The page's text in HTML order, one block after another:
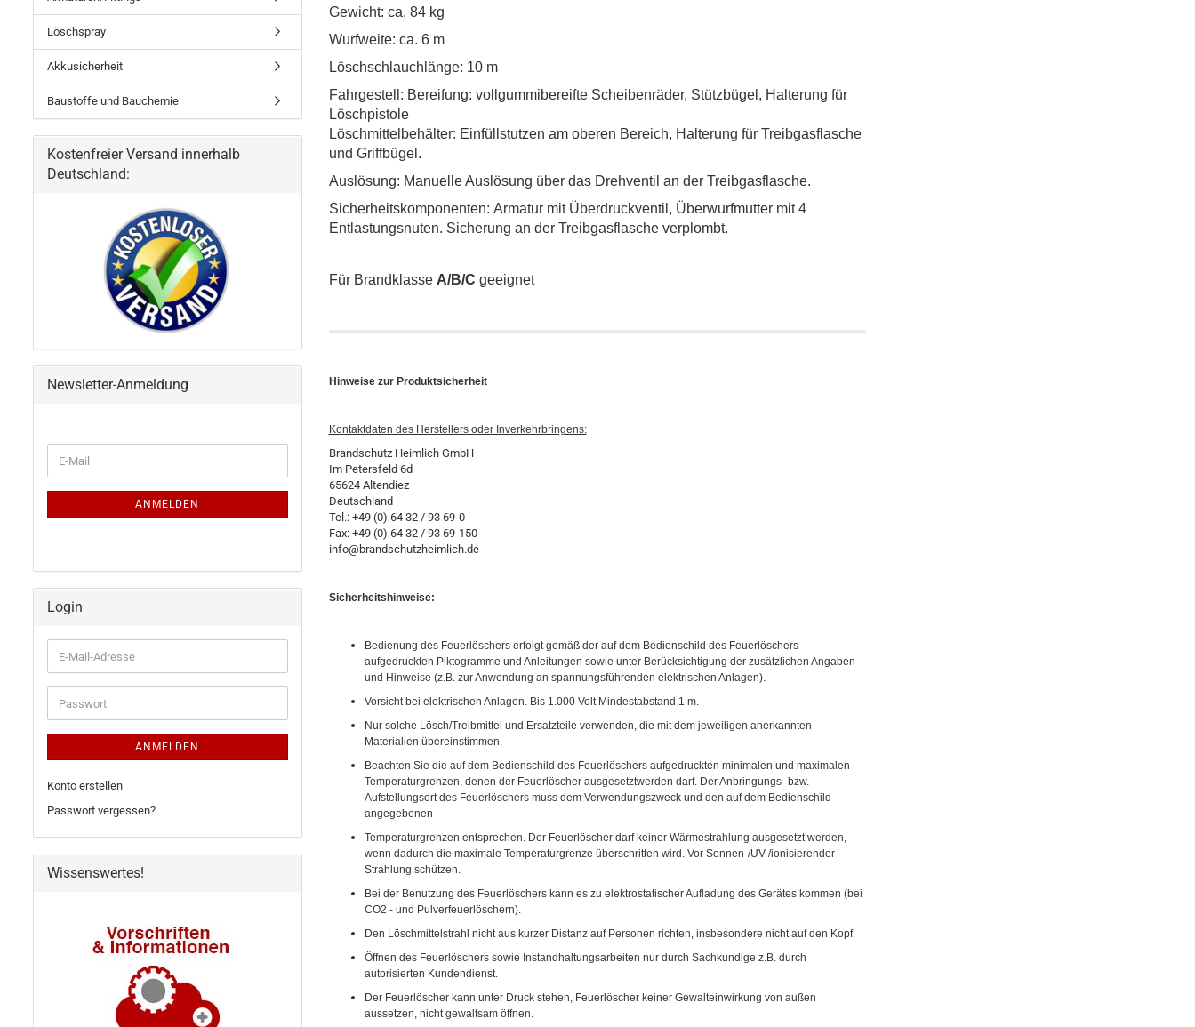
Gewicht: ca. 84 kg
Wurfweite: ca. 6 m
Löschschlauchlänge: 10 m
Fahrgestell: Bereifung: vollgummibereifte Scheibenräder, Stützbügel, Halterung für
Löschpistole
Löschmittelbehälter: Einfüllstutzen am oberen Bereich, Halterung für Treibgasflasche
und Griffbügel.
Auslösung: Manuelle Auslösung über das Drehventil an der Treibgasflasche.
Sicherheitskomponenten: Armatur mit Überdruckventil, Überwurfmutter mit 4
Entlastungsnuten. Sicherung an der Treibgasflasche verplombt.
Für Brandklasse A/B/C geeignet
Hinweise zur Produktsicherheit
Kontaktdaten des Herstellers oder Inverkehrbringens:
Brandschutz Heimlich GmbH
Im Petersfeld 6d
65624 Altendiez
Deutschland
Tel.: +49 (0) 64 32 / 93 69-0
Fax: +49 (0) 64 32 / 93 69-150
info@brandschutzheimlich.de
Sicherheitshinweise:
Bedienung des Feuerlöschers erfolgt gemäß der auf dem Bedienschild des Feuerlöschers
aufgedruckten Piktogramme und Anleitungen sowie unter Berücksichtigung der zusätzlichen Angaben
und Hinweise (z.B. zur Anwendung an spannungsführenden elektrischen Anlagen).
Vorsicht bei elektrischen Anlagen. Bis 1.000 Volt Mindestabstand 1 m.
Nur solche Lösch/Treibmittel und Ersatzteile verwenden, die mit dem jeweiligen anerkannten
Materialien übereinstimmen.
Beachten Sie die auf dem Bedienschild des Feuerlöschers aufgedruckten minimalen und maximalen
Temperaturgrenzen, denen der Feuerlöscher ausgesetztwerden darf. Der Anbringungs- bzw.
Aufstellungsort des Feuerlöschers muss dem Verwendungszweck und den auf dem Bedienschild
angegebenen
Temperaturgrenzen entsprechen. Der Feuerlöscher darf keiner Wärmestrahlung ausgesetzt werden,
wenn dadurch die maximale Temperaturgrenze überschritten wird. Vor Sonnen-/UV-/ionisierender
Strahlung schützen.
Bei der Benutzung des Feuerlöschers kann es zu elektrostatischer Aufladung des Gerätes kommen (bei
CO2 - und Pulverfeuerlöschern).
Den Löschmittelstrahl nicht aus kurzer Distanz auf Personen richten, insbesondere nicht auf den Kopf.
Öffnen des Feuerlöschers sowie Instandhaltungsarbeiten nur durch Sachkundige z.B. durch
autorisierten Kundendienst.
Der Feuerlöscher kann unter Druck stehen, Feuerlöscher keiner Gewalteinwirkung von außen
aussetzen, nicht gewaltsam öffnen.
Löschspray
Akkusicherheit
Baustoffe und Bauchemie
Kostenfreier Versand innerhalb
Deutschland:
Newsletter-Anmeldung
ZUR
E-
Mail
ANMELDEN
Login
E-
Mail-
Adresse
Passwort
ANMELDEN
Konto erstellen
Passwort vergessen?
Wissenswertes!